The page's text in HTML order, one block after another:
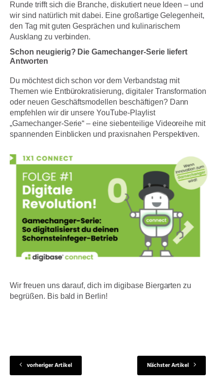
Runde trifft sich die Branche, diskutiert neue Ideen – und
wir sind natürlich mit dabei. Eine großartige Gelegenheit,
den Tag mit guten Gesprächen und kulinarischem
Ausklang zu verbinden.
Schon neugierig? Die Gamechanger-Serie liefert
Antworten
Du möchtest dich schon vor dem Verbandstag mit
Themen wie Entbürokratisierung, digitaler Transformation
oder neuen Geschäftsmodellen beschäftigen? Dann
empfehlen wir dir unsere YouTube-Playlist
„Gamechanger-Serie“ – eine siebenteilige Videoreihe mit
spannenden Einblicken und praxisnahen Perspektiven.
Wir freuen uns darauf, dich im digibase Biergarten zu
begrüßen. Bis bald in Berlin!
vorheriger Artikel Nächster Artikel